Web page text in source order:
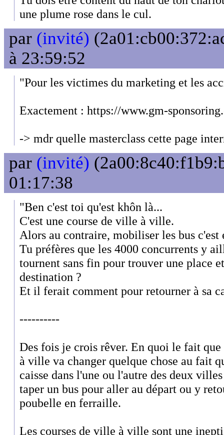
une plume rose dans le cul.
par (invité)
à 23:59:52
"Pour les victimes du marketing et les
Exactement : https://www.gm-
-> mdr quelle masterclass cette page
par (invité)
01:17:38
"Ben c'est toi qu'est khôn là...
C'est une course de ville à ville.
Alors au contraire, mobiliser les bus c'est
Tu préfères que les 4000 concurrents y
tournent sans fin pour trouver une place
destination ?
Et il ferait comment pour retourner à sa
----------
Des fois je crois rêver. En quoi le fait
à ville va changer quelque chose au fait
caisse dans l'une ou l'autre des deux
taper un bus pour aller au départ ou y
poubelle en ferraille.
Les courses de ville à ville sont une